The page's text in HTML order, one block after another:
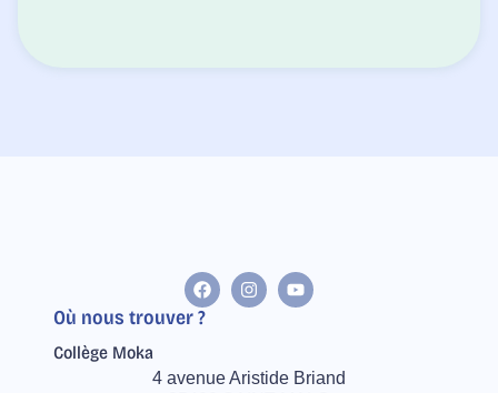
Où nous trouver ?
Collège Moka
4 avenue Aristide Briand